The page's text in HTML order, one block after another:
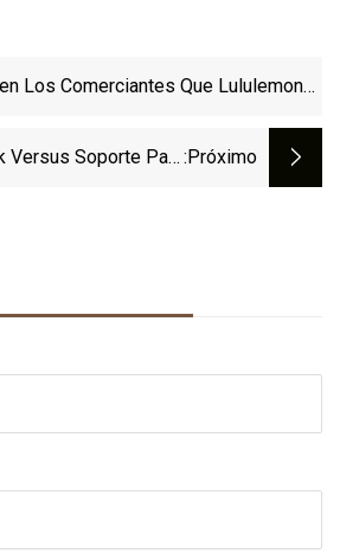
Los Comerciantes Que Lululemon
Versus Soporte Para :próximo